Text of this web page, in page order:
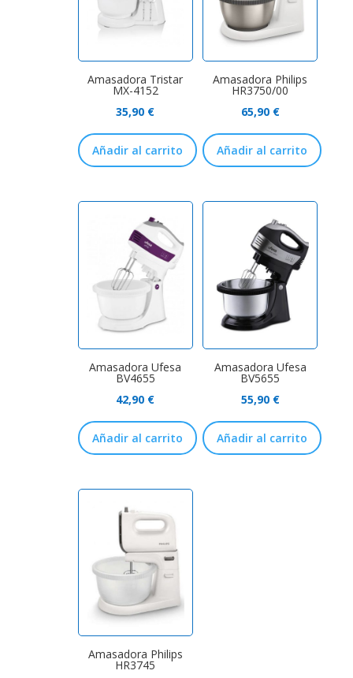
Amasadora Tristar
MX-4152
35,90 €
Añadir al carrito
Amasadora Philips
HR3750/00
65,90 €
Añadir al carrito
Amasadora Ufesa
BV4655
42,90 €
Añadir al carrito
Amasadora Ufesa
BV5655
55,90 €
Añadir al carrito
Amasadora Philips
HR3745